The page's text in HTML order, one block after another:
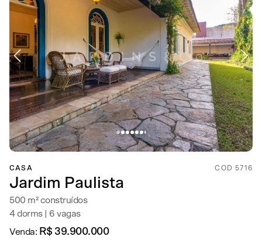
CASA COD 5716
Jardim Paulista
500 m² construídos
4 dorms | 6 vagas
Venda: R$ 39.900.000